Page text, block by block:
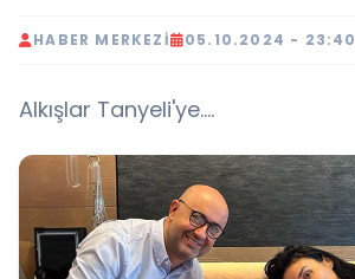
HABER MERKEZI 05.10.2024 - 23:40
Alkışlar Tanyeli'ye....